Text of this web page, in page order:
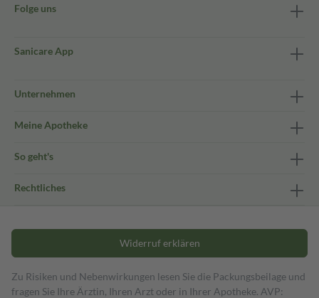
Folge uns
Sanicare App
Unternehmen
Meine Apotheke
So geht's
Rechtliches
Widerruf erklären
Zu Risiken und Nebenwirkungen lesen Sie die Packungsbeilage und
fragen Sie Ihre Ärztin, Ihren Arzt oder in Ihrer Apotheke. AVP: